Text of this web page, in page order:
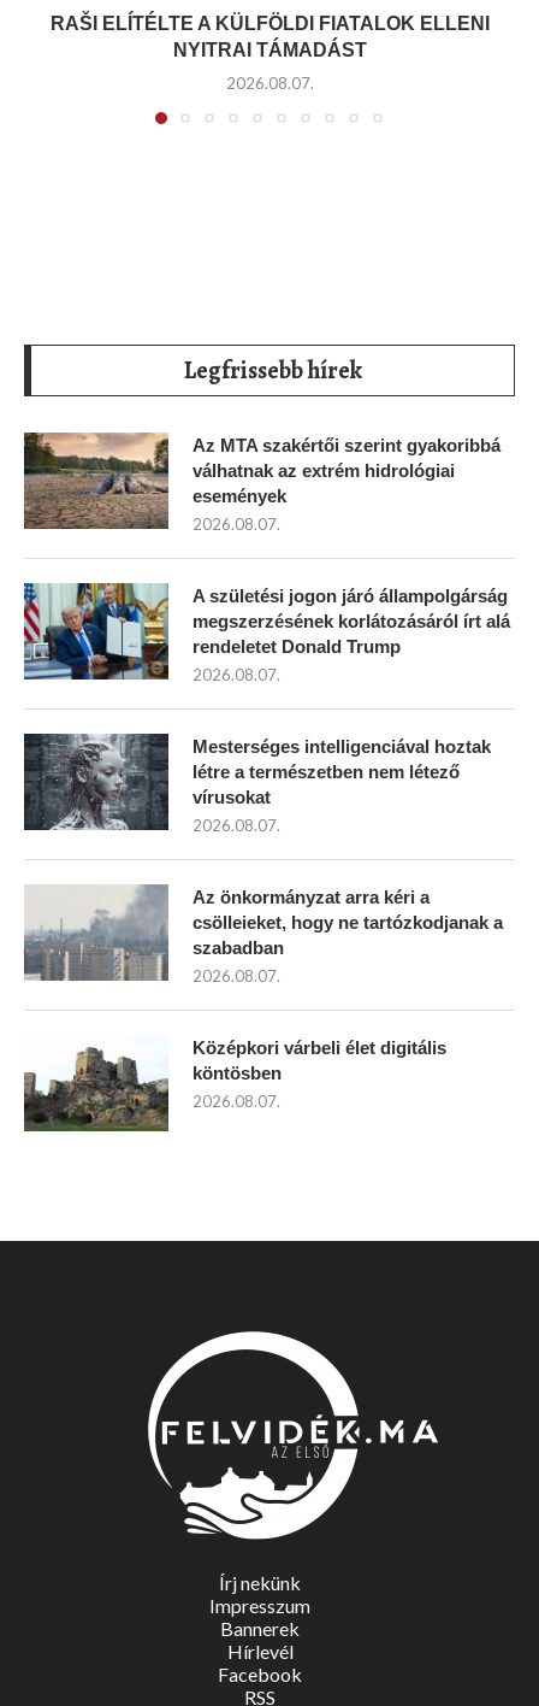
RAŠI ELÍTÉLTE A KÜLFÖLDI FIATALOK ELLENI
NYITRAI TÁMADÁST
2026.08.07.
Legfrissebb hírek
Az MTA szakértői szerint gyakoribbá
válhatnak az extrém hidrológiai
események
2026.08.07.
A születési jogon járó állampolgárság
megszerzésének korlátozásáról írt alá
rendeletet Donald Trump
2026.08.07.
Mesterséges intelligenciával hoztak
létre a természetben nem létező
vírusokat
2026.08.07.
Az önkormányzat arra kéri a
csölleieket, hogy ne tartózkodjanak a
szabadban
2026.08.07.
Középkori várbeli élet digitális
köntösben
2026.08.07.
Írj nekünk
Impresszum
Bannerek
Hírlevél
Facebook
RSS